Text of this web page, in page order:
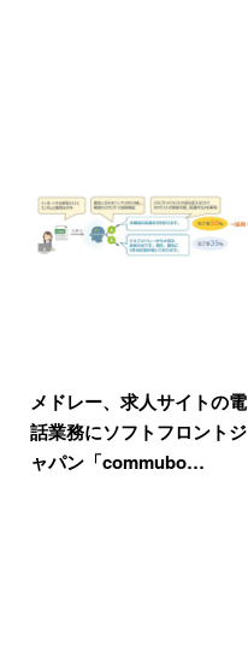
メドレー、求人サイトの電
話業務にソフトフロントジ
ャパン「commubo…